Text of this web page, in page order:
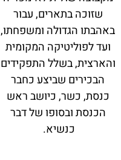
שזוכה בתארים, עבור
באהבתו הגדולה ומשפחתו,
ועד לפוליטיקה המקומית
והארצית, בשלל התפקידים
הבכירים שביצע כחבר
כנסת, כשר, כיושב ראש
הכנסת ובסופו של דבר
כנשיא.